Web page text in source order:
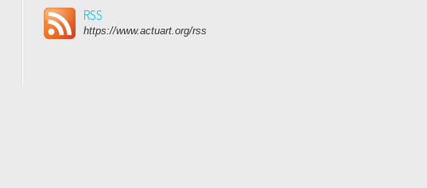
RSS
https://www.actuart.org/rss